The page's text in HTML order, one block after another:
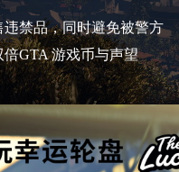
禁品，同时避免被警方
GTA 游戏币与声望